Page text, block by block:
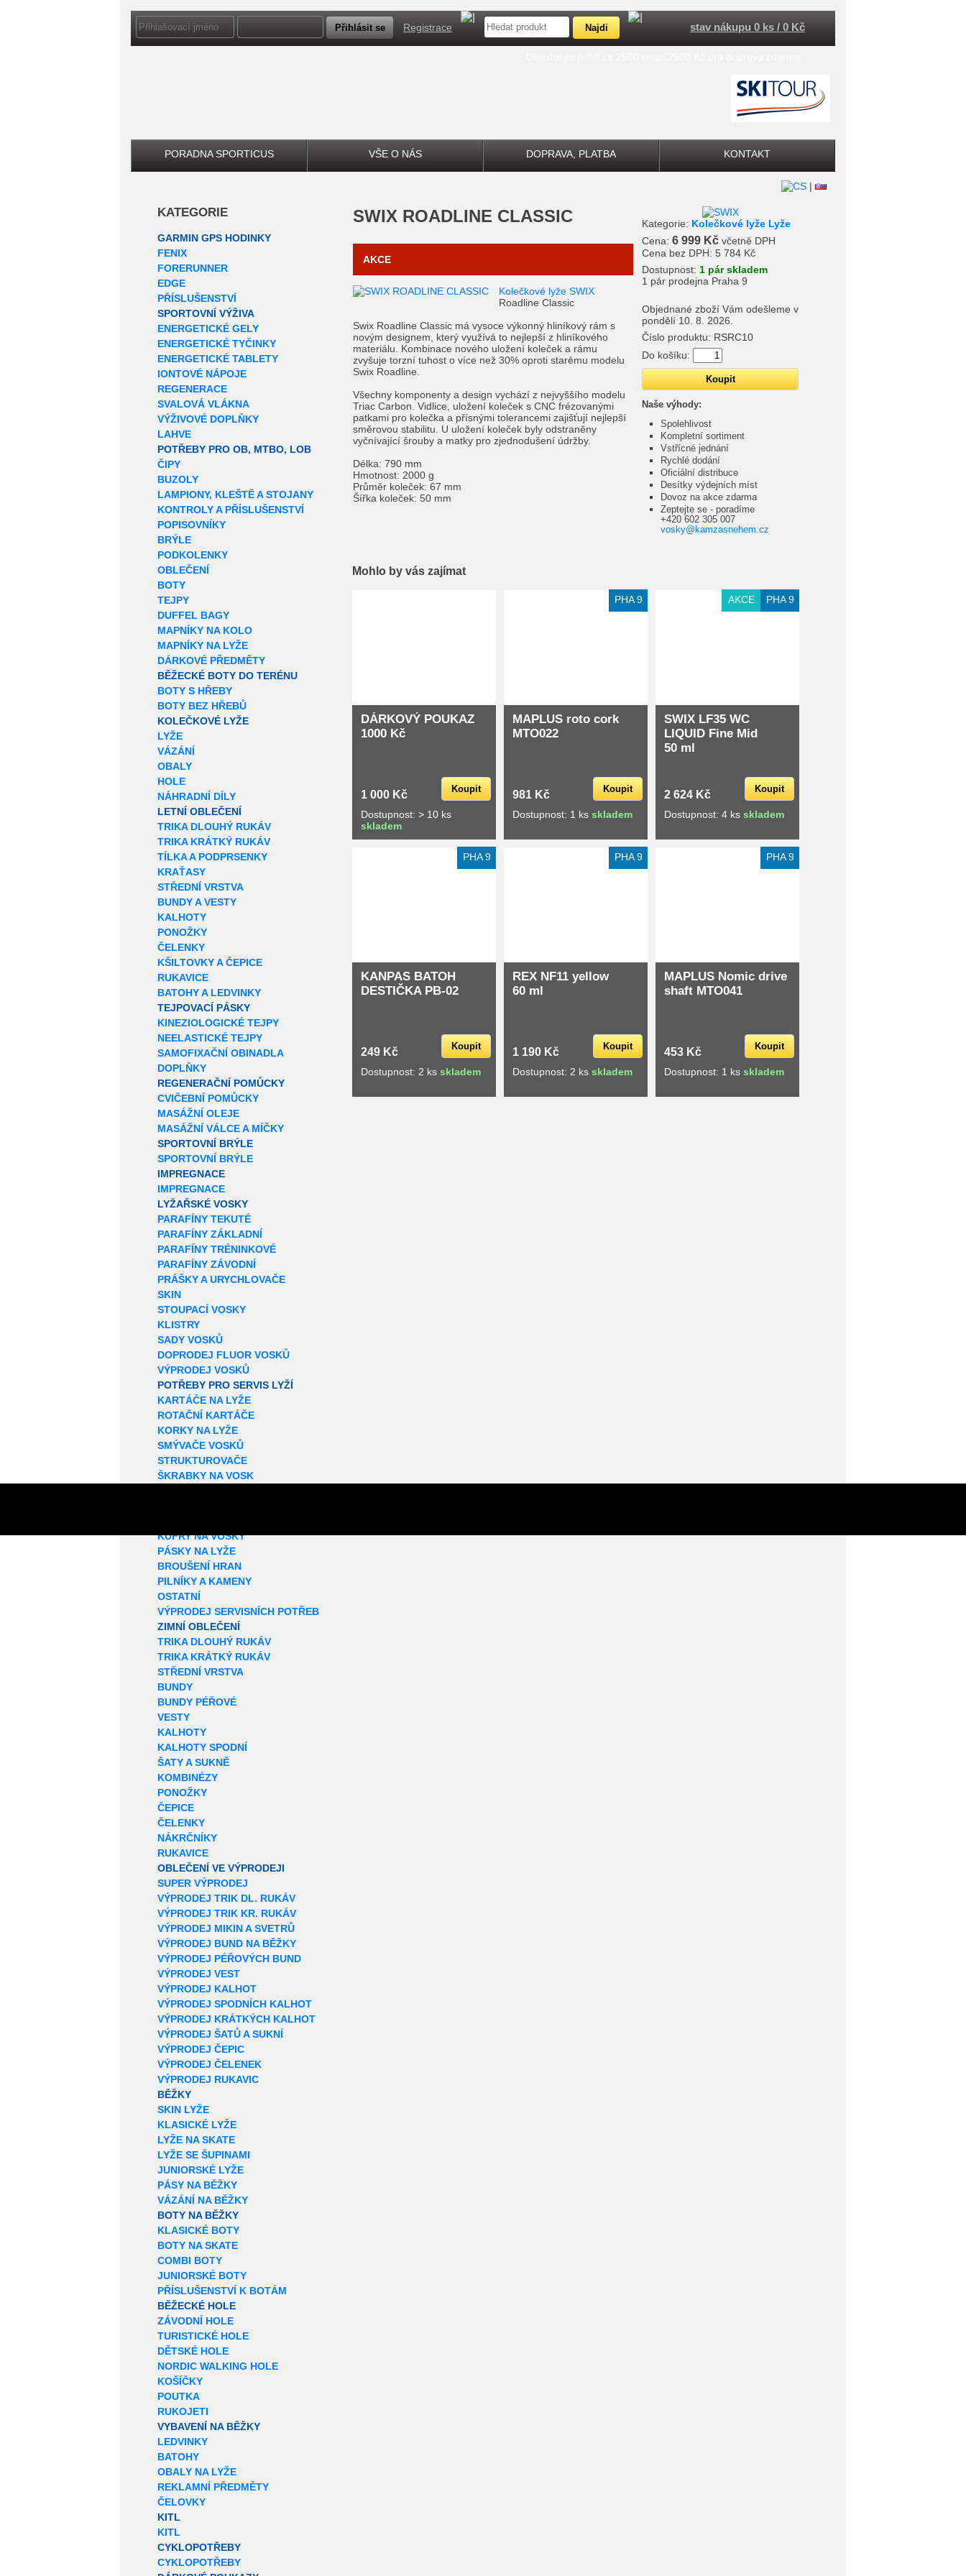
Registrace stav nákupu 0 ks / 0 Kč
PORADNA SPORTICUS VŠE O NÁS DOPRAVA, PLATBA KONTAKT
|
KATEGORIE
GARMIN GPS HODINKY
FENIX
FORERUNNER
EDGE
PŘÍSLUŠENSTVÍ
SPORTOVNÍ VÝŽIVA
ENERGETICKÉ GELY
ENERGETICKÉ TYČINKY
ENERGETICKÉ TABLETY
IONTOVÉ NÁPOJE
REGENERACE
SVALOVÁ VLÁKNA
VÝŽIVOVÉ DOPLŇKY
LAHVE
POTŘEBY PRO OB, MTBO, LOB
ČIPY
BUZOLY
LAMPIONY, KLEŠTĚ A STOJANY
KONTROLY A PŘÍSLUŠENSTVÍ
POPISOVNÍKY
BRÝLE
PODKOLENKY
OBLEČENÍ
BOTY
TEJPY
DUFFEL BAGY
MAPNÍKY NA KOLO
MAPNÍKY NA LYŽE
DÁRKOVÉ PŘEDMĚTY
BĚŽECKÉ BOTY DO TERÉNU
BOTY S HŘEBY
BOTY BEZ HŘEBŮ
KOLEČKOVÉ LYŽE
LYŽE
VÁZÁNÍ
OBALY
HOLE
NÁHRADNÍ DÍLY
LETNÍ OBLEČENÍ
TRIKA DLOUHÝ RUKÁV
TRIKA KRÁTKÝ RUKÁV
TÍLKA A PODPRSENKY
KRAŤASY
STŘEDNÍ VRSTVA
BUNDY A VESTY
KALHOTY
PONOŽKY
ČELENKY
KŠILTOVKY A ČEPICE
RUKAVICE
BATOHY A LEDVINKY
TEJPOVACÍ PÁSKY
KINEZIOLOGICKÉ TEJPY
NEELASTICKÉ TEJPY
SAMOFIXAČNÍ OBINADLA
DOPLŇKY
REGENERAČNÍ POMŮCKY
CVIČEBNÍ POMŮCKY
MASÁŽNÍ OLEJE
MASÁŽNÍ VÁLCE A MÍČKY
SPORTOVNÍ BRÝLE
SPORTOVNÍ BRÝLE
IMPREGNACE
IMPREGNACE
LYŽAŘSKÉ VOSKY
PARAFÍNY TEKUTÉ
PARAFÍNY ZÁKLADNÍ
PARAFÍNY TRÉNINKOVÉ
PARAFÍNY ZÁVODNÍ
PRÁŠKY A URYCHLOVAČE
SKIN
STOUPACÍ VOSKY
KLISTRY
SADY VOSKŮ
DOPRODEJ FLUOR VOSKŮ
VÝPRODEJ VOSKŮ
POTŘEBY PRO SERVIS LYŽÍ
KARTÁČE NA LYŽE
ROTAČNÍ KARTÁČE
KORKY NA LYŽE
SMÝVAČE VOSKŮ
STRUKTUROVAČE
ŠKRABKY NA VOSK
KUFRY NA VOSKY
PÁSKY NA LYŽE
BROUŠENÍ HRAN
PILNÍKY A KAMENY
OSTATNÍ
VÝPRODEJ SERVISNÍCH POTŘEB
ZIMNÍ OBLEČENÍ
TRIKA DLOUHÝ RUKÁV
TRIKA KRÁTKÝ RUKÁV
STŘEDNÍ VRSTVA
BUNDY
BUNDY PÉŘOVÉ
VESTY
KALHOTY
KALHOTY SPODNÍ
ŠATY A SUKNĚ
KOMBINÉZY
PONOŽKY
ČEPICE
ČELENKY
NÁKRČNÍKY
RUKAVICE
OBLEČENÍ VE VÝPRODEJI
SUPER VÝPRODEJ
VÝPRODEJ TRIK DL. RUKÁV
VÝPRODEJ TRIK KR. RUKÁV
VÝPRODEJ MIKIN A SVETRŮ
VÝPRODEJ BUND NA BĚŽKY
VÝPRODEJ PÉŘOVÝCH BUND
VÝPRODEJ VEST
VÝPRODEJ KALHOT
VÝPRODEJ SPODNÍCH KALHOT
VÝPRODEJ KRÁTKÝCH KALHOT
VÝPRODEJ ŠATŮ A SUKNÍ
VÝPRODEJ ČEPIC
VÝPRODEJ ČELENEK
VÝPRODEJ RUKAVIC
BĚŽKY
SKIN LYŽE
KLASICKÉ LYŽE
LYŽE NA SKATE
LYŽE SE ŠUPINAMI
JUNIORSKÉ LYŽE
PÁSY NA BĚŽKY
VÁZÁNÍ NA BĚŽKY
BOTY NA BĚŽKY
KLASICKÉ BOTY
BOTY NA SKATE
COMBI BOTY
JUNIORSKÉ BOTY
PŘÍSLUŠENSTVÍ K BOTÁM
BĚŽECKÉ HOLE
ZÁVODNÍ HOLE
TURISTICKÉ HOLE
DĚTSKÉ HOLE
NORDIC WALKING HOLE
KOŠÍČKY
POUTKA
RUKOJETI
VYBAVENÍ NA BĚŽKY
LEDVINKY
BATOHY
OBALY NA LYŽE
REKLAMNÍ PŘEDMĚTY
ČELOVKY
KITL
KITL
CYKLOPOTŘEBY
CYKLOPOTŘEBY
SWIX ROADLINE CLASSIC
AKCE
Kolečkové lyže SWIX
Roadline Classic
Swix Roadline Classic má vysoce výkonný hliníkový rám s
novým designem, který využívá to nejlepší z hliníkového
materiálu. Kombinace nového uložení koleček a rámu
zvyšuje torzní tuhost o více než 30% oproti starému modelu
Swix Roadline.
Všechny komponenty a design vychází z nejvyššího modelu
Triac Carbon. Vidlice, uložení koleček s CNC frézovanými
patkami pro kolečka a přísnými tolerancemi zajišťují nejlepší
směrovou stabilitu. U uložení koleček byly odstraněny
vyčnívající šrouby a matky pro zjednodušení údržby.
Délka: 790 mm
Hmotnost: 2000 g
Průměr koleček: 67 mm
Šířka koleček: 50 mm
Kategorie: Kolečkové lyže Lyže
Cena: 6 999 Kč včetně DPH
Cena bez DPH: 5 784 Kč
Dostupnost: 1 pár skladem
1 pár prodejna Praha 9
Objednané zboží Vám odešleme v
pondělí 10. 8. 2026.
Číslo produktu: RSRC10
Do košíku:
Naše výhody:
Spolehlivost
Kompletní sortiment
Vstřícné jednání
Rychlé dodání
Oficiální distribuce
Desítky výdejních míst
Dovoz na akce zdarma
Zeptejte se - poradíme
+420 602 305 007
vosky@kamzasnehem.cz
Mohlo by vás zajímat
DÁRKOVÝ POUKAZ
1000 Kč
1 000 Kč Koupit
Dostupnost: > 10 ks
skladem
Extra slevy pro registrované
PHA 9
MAPLUS roto cork
MTO022
981 Kč Koupit
Dostupnost: 1 ks skladem
Extra slevy pro registrované
AKCE PHA 9
SWIX LF35 WC
LIQUID Fine Mid
50 ml
2 624 Kč Koupit
Dostupnost: 4 ks skladem
PHA 9
KANPAS BATOH
DESTIČKA PB-02
249 Kč Koupit
Dostupnost: 2 ks skladem
Extra slevy pro registrované
PHA 9
REX NF11 yellow
60 ml
1 190 Kč Koupit
Dostupnost: 2 ks skladem
Extra slevy pro registrované
PHA 9
MAPLUS Nomic drive
shaft MTO041
453 Kč Koupit
Dostupnost: 1 ks skladem